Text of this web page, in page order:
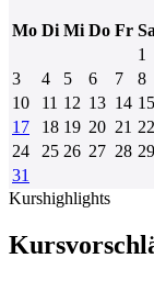
Mo Di Mi Do Fr Sa
1
3
4 5 6 7 8
10
11 12 13 14 15
17
18 19 20 21 22
24
25 26 27 28 29
31
Kurshighlights